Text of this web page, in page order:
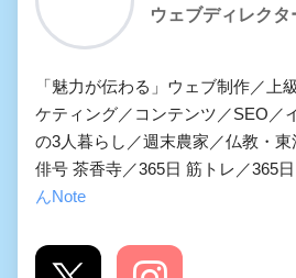
ウェブディレクタ
「魅力が伝わる」ウェブ制作／上
ケティング／コンテンツ／SEO／
の3人暮らし／週末農家／仏教・
俳号 茶香寺／365日 筋トレ／365
んNote